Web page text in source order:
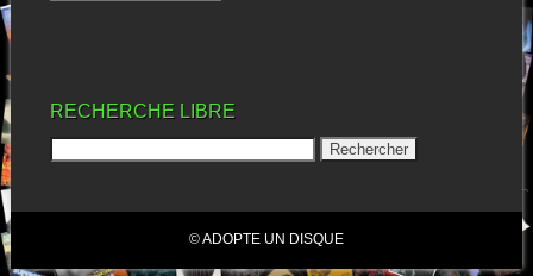
RECHERCHE LIBRE
© ADOPTE UN DISQUE